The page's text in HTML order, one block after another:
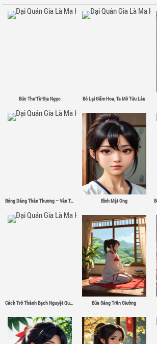
Bức Thư Từ Địa Ngục Bỏ Lại Gấm Hoa, Ta Mở Tửu Lâu
Bóng Dáng Thân Thương – Vân Tân Bình Mật Ong
Cách Trở Thành Bạch Nguyệt Quang Bữa Sáng Trên Giường